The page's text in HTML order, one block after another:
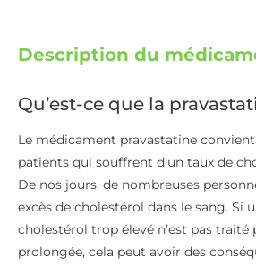
Description du
Qu’est-ce que la
Le médicament pravastatine
patients qui souffrent d’un taux de
De nos jours, de nombreuses
excès de cholestérol dans le sang. Si
cholestérol trop élevé n’est pas traité
prolongée, cela peut avoir des